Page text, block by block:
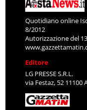
Quotidiano online
8/2012
Autorizzazione del
Editore
LG PRESSE S.R.L.
via Festaz, 52 11100